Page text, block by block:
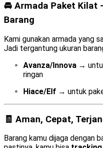
🚘 Armada Paket Kilat
Barang
Kami gunakan armada yang
Jadi tergantung ukuran
Avanza/Innova →
ringan
Hiace/Elf → untuk
🧾 Aman, Cepat,
Barang kamu dijaga dengan